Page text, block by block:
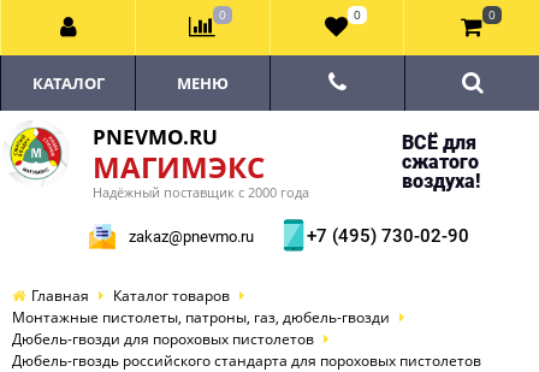
PNEVMO.RU
МАГИМЭКС
Надёжный поставщик с 2000 года
ВСЁ для
сжатого
воздуха!
zakaz@pnevmo.ru +7 (495) 730-02-90
КАТАЛОГ МЕНЮ
Главная
Каталог товаров
Монтажные пистолеты, патроны, газ, дюбель-гвозди
Дюбель-гвозди для пороховых пистолетов
Дюбель-гвоздь российского стандарта для пороховых пистолетов
0 0 0